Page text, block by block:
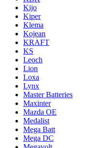
Kijo
Kiper
Klema
Kojean
KRAFT
KS
Leoch
Lion
Loxa
Lynx
Master Batteries
Maxinter
Mazda OE
Medalist
Mega Batt
Mega DC